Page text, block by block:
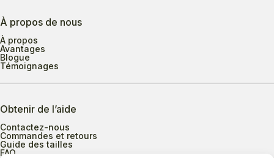
À propos de nous
À propos
Avantages
Blogue
Témoignages
Obtenir de l’aide
Contactez-nous
Commandes et retours
Guide des tailles
FAQ